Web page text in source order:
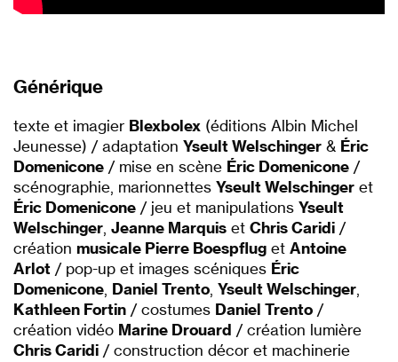
Générique
texte et imagier Blexbolex (éditions Albin Michel
Jeunesse) / adaptation Yseult Welschinger & Éric
Domenicone / mise en scène Éric Domenicone /
scénographie, marionnettes Yseult Welschinger et
Éric Domenicone / jeu et manipulations Yseult
Welschinger, Jeanne Marquis et Chris Caridi /
création musicale Pierre Boespflug et Antoine
Arlot / pop-up et images scéniques Éric
Domenicone, Daniel Trento, Yseult Welschinger,
Kathleen Fortin / costumes Daniel Trento /
création vidéo Marine Drouard / création lumière
Chris Caridi / construction décor et machinerie